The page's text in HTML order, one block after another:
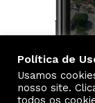
Política de
Usamos
nosso site.
todos os